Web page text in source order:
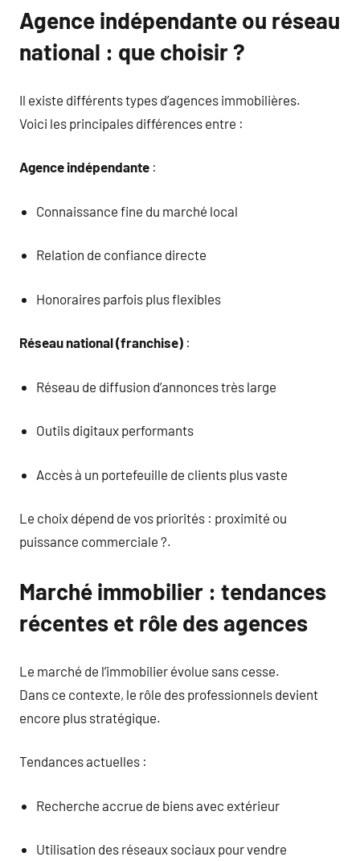
Agence indépendante ou réseau
national : que choisir ?
Il existe différents types d’agences immobilières.
Voici les principales différences entre :
Agence indépendante :
Connaissance fine du marché local
Relation de confiance directe
Honoraires parfois plus flexibles
Réseau national (franchise) :
Réseau de diffusion d’annonces très large
Outils digitaux performants
Accès à un portefeuille de clients plus vaste
Le choix dépend de vos priorités : proximité ou
puissance commerciale ?.
Marché immobilier : tendances
récentes et rôle des agences
Le marché de l’immobilier évolue sans cesse.
Dans ce contexte, le rôle des professionnels devient
encore plus stratégique.
Tendances actuelles :
Recherche accrue de biens avec extérieur
Utilisation des réseaux sociaux pour vendre